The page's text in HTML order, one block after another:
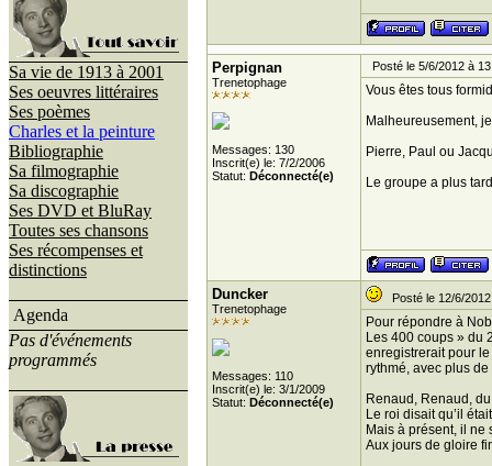
Sa vie de 1913 à 2001
Ses oeuvres littéraires
Ses poèmes
Charles et la peinture
Bibliographie
Sa filmographie
Sa discographie
Ses DVD et BluRay
Toutes ses chansons
Ses récompenses et
distinctions
Agenda
Pas d'événements
programmés
Perpignan
Trenetophage
Messages: 130
Inscrit(e) le: 7/2/2006
Statut: Déconnecté(e)
Posté le 5/6/2012 à
Vous êtes tous
Malheureusement,
Pierre, Paul ou
Le groupe a plus
Duncker
Trenetophage
Messages: 110
Inscrit(e) le: 3/1/2009
Statut: Déconnecté(e)
Posté le 12/6/
Pour répondre à
Les 400 coups » du
enregistrerait pour
rythmé, avec plus
Renaud, Renaud,
Le roi disait qu’il
Mais à présent, il ne
Aux jours de gloire